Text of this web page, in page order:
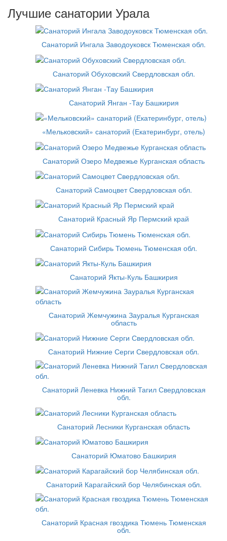
Лучшие санатории Урала
Санаторий Ингала Заводоуковск Тюменская обл.
Санаторий Обуховский Свердловская обл.
Санаторий Янган -Тау Башкирия
«Мельковский» санаторий (Екатеринбург, отель)
Санаторий Озеро Медвежье Курганская область
Санаторий Самоцвет Свердловская обл.
Санаторий Красный Яр Пермский край
Санаторий Сибирь Тюмень Тюменская обл.
Санаторий Якты-Куль Башкирия
Санаторий Жемчужина Зауралья Курганская
область
Санаторий Нижние Серги Свердловская обл.
Санаторий Леневка Нижний Тагил Свердловская
обл.
Санаторий Лесники Курганская область
Санаторий Юматово Башкирия
Санаторий Карагайский бор Челябинская обл.
Санаторий Красная гвоздика Тюмень Тюменская
обл.